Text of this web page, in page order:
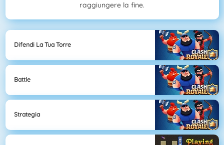
raggiungere la fine.
Difendi La Tua Torre
Battle
Strategia